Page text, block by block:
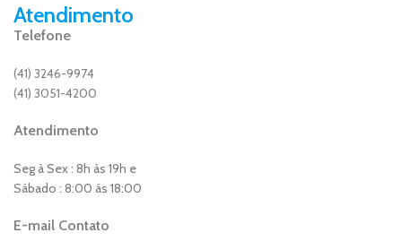
Atendimento
Telefone
(41) 3246-9974
(41) 3051-4200
Atendimento
Seg à Sex : 8h às 19h e
Sábado : 8:00 ás 18:00
E-mail Contato